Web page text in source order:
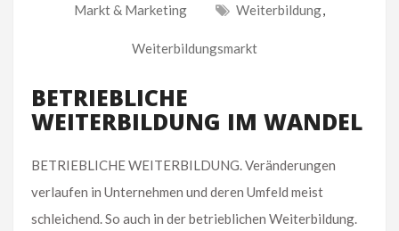
Markt & Marketing Weiterbildung,
Weiterbildungsmarkt
BETRIEBLICHE
WEITERBILDUNG IM WANDEL
BETRIEBLICHE WEITERBILDUNG. Veränderungen
verlaufen in Unternehmen und deren Umfeld meist
schleichend. So auch in der betrieblichen Weiterbildung.